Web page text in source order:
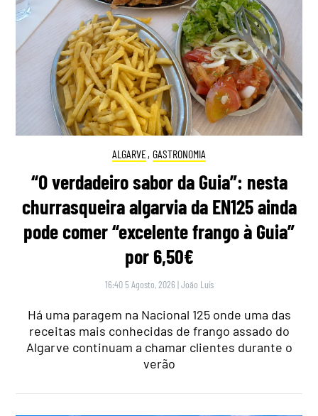
ALGARVE, GASTRONOMIA
“O verdadeiro sabor da Guia”: nesta
churrasqueira algarvia da EN125 ainda
pode comer “excelente frango à Guia”
por 6,50€
16:40 5 Agosto, 2026 |João Luís
Há uma paragem na Nacional 125 onde uma das
receitas mais conhecidas de frango assado do
Algarve continuam a chamar clientes durante o
verão